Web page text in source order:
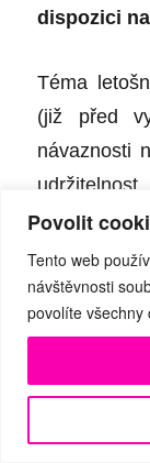
Povolit
Tento web
návštěvnosti
povolíte všechny
dispozici
Téma
(již před
návaznosti
tématům,
přidružila i
divadel,
veřejnost
prohlídky či
interaktivní